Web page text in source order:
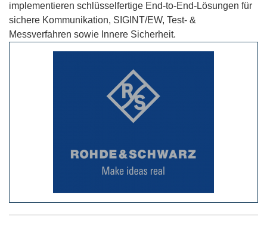
implementieren schlüsselfertige End-to-End-Lösungen für
sichere Kommunikation, SIGINT/EW, Test- &
Messverfahren sowie Innere Sicherheit.